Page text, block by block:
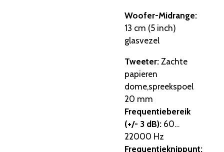
Woofer-Midrange:
13 cm (5 inch)
glasvezel
Tweeter: Zachte
papieren
dome,spreekspoel
20 mm
Frequentiebereik
(+/- 3 dB): 60…
22000 Hz
Frequentieknippunt: